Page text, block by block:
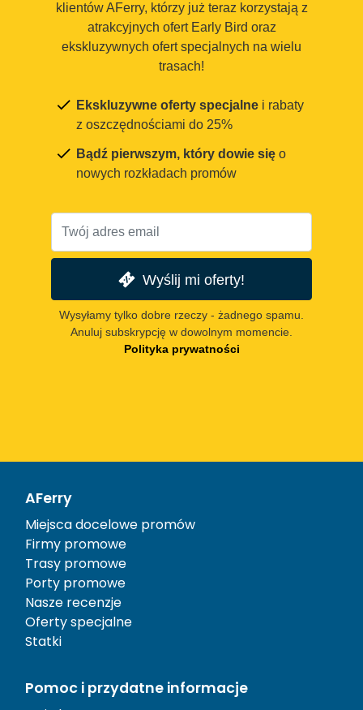
klientów AFerry, którzy już teraz korzystają z
atrakcyjnych ofert Early Bird oraz
ekskluzywnych ofert specjalnych na wielu
trasach!
Ekskluzywne oferty specjalne i rabaty
z oszczędnościami do 25%
Bądź pierwszym, który dowie się o
nowych rozkładach promów
Wyślij mi oferty!
Wysyłamy tylko dobre rzeczy - żadnego spamu.
Anuluj subskrypcję w dowolnym momencie.
Polityka prywatności
AFerry
Miejsca docelowe promów
Firmy promowe
Trasy promowe
Porty promowe
Nasze recenzje
Oferty specjalne
Statki
Pomoc i przydatne informacje